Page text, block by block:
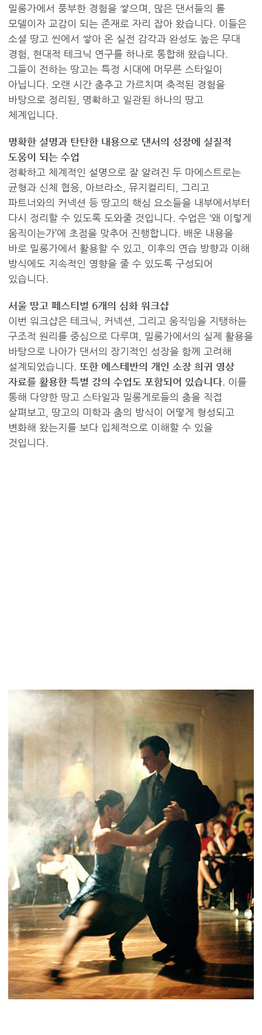
밀롱가에서 풍부한 경험을 쌓으며, 많은 댄서들의 롤
모델이자 교감이 되는 존재로 자리 잡아 왔습니다. 이들은
소셜 땅고 씬에서 쌓아 온 실전 감각과 완성도 높은 무대
경험, 현대적 테크닉 연구를 하나로 통합해 왔습니다.
그들이 전하는 땅고는 특정 시대에 머무른 스타일이
아닙니다. 오랜 시간 춤추고 가르치며 축적된 경험을
바탕으로 정리된, 명확하고 일관된 하나의 땅고
체계입니다.
명확한 설명과 탄탄한 내용으로 댄서의 성장에 실질적
도움이 되는 수업
정확하고 체계적인 설명으로 잘 알려진 두 마에스트로는
균형과 신체 협응, 아브라소, 뮤지컬리티, 그리고
파트너와의 커넥션 등 땅고의 핵심 요소들을 내부에서부터
다시 정리할 수 있도록 도와줄 것입니다. 수업은 ‘왜 이렇게
움직이는가’에 초점을 맞추어 진행합니다. 배운 내용을
바로 밀롱가에서 활용할 수 있고, 이후의 연습 방향과 이해
방식에도 지속적인 영향을 줄 수 있도록 구성되어
있습니다.
서울 땅고 페스티벌 6개의 심화 워크샵
이번 워크샵은 테크닉, 커넥션, 그리고 움직임을 지탱하는
구조적 원리를 중심으로 다루며, 밀롱가에서의 실제 활용을
바탕으로 나아가 댄서의 장기적인 성장을 함께 고려해
설계되었습니다. 또한 에스테반의 개인 소장 희귀 영상
자료를 활용한 특별 강의 수업도 포함되어 있습니다. 이를
통해 다양한 땅고 스타일과 밀롱게로들의 춤을 직접
살펴보고, 땅고의 미학과 춤의 방식이 어떻게 형성되고
변화해 왔는지를 보다 입체적으로 이해할 수 있을
것입니다.